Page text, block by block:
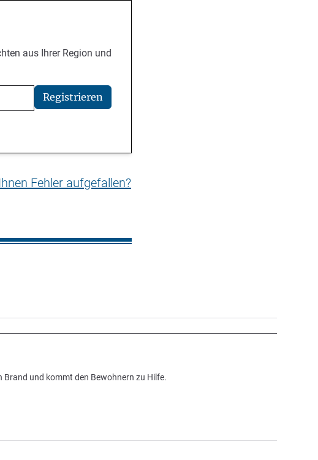
aus Ihrer Region und
Registrieren
Fehler aufgefallen?
Brand und kommt den Bewohnern zu Hilfe.